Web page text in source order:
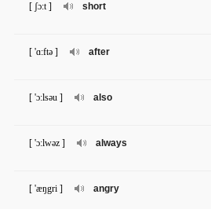
short
[ ʃɔ:t ]
after
[ 'ɑ:ftə ]
also
[ 'ɔ:lsəu ]
always
[ 'ɔ:lwəz ]
angry
[ 'æŋgri ]